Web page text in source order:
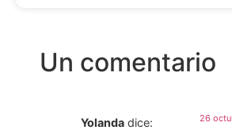
Un comentario
Yolanda dice: 26